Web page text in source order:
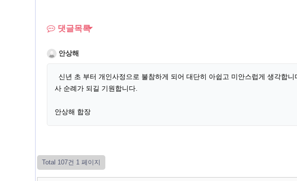
댓글목록
안상해
신년 초 부터 개인사정으로 불참하게 되어 대단히 아쉽고 미안스럽게 생각합
사 순례가 되길 기원합니다.
안상해 합장
Total 107건 1 페이지